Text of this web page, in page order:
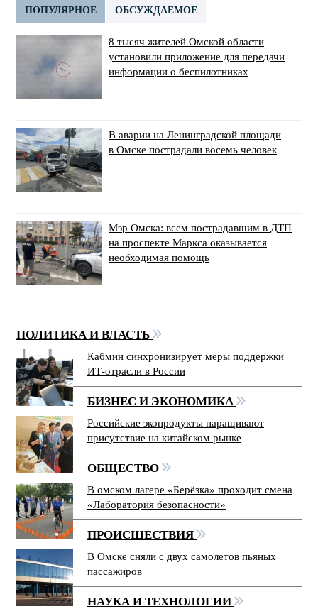
ПОПУЛЯРНОЕ ОБСУЖДАЕМОЕ
8 тысяч жителей Омской области
установили приложение для передачи
информации о беспилотниках
В аварии на Ленинградской площади
в Омске пострадали восемь человек
Мэр Омска: всем пострадавшим в ДТП
на проспекте Маркса оказывается
необходимая помощь
ПОЛИТИКА И ВЛАСТЬ
Кабмин синхронизирует меры поддержки
ИТ-отрасли в России
БИЗНЕС И ЭКОНОМИКА
Российские экопродукты наращивают
присутствие на китайском рынке
ОБЩЕСТВО
В омском лагере «Берёзка» проходит смена
«Лаборатория безопасности»
ПРОИСШЕСТВИЯ
В Омске сняли с двух самолетов пьяных
пассажиров
НАУКА И ТЕХНОЛОГИИ